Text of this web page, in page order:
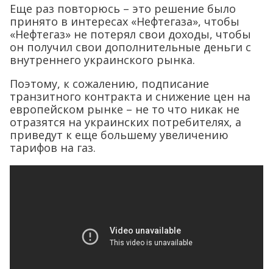
Еще раз повторюсь – это решение было
принято в интересах «Нефтегаза», чтобы
«Нефтегаз» не потерял свои доходы, чтобы
он получил свои дополнительные деньги с
внутреннего украинского рынка.
Поэтому, к сожалению, подписание
транзитного контракта и снижение цен на
европейском рынке – не то что никак не
отразятся на украинских потребителях, а
приведут к еще большему увеличению
тарифов на газ.